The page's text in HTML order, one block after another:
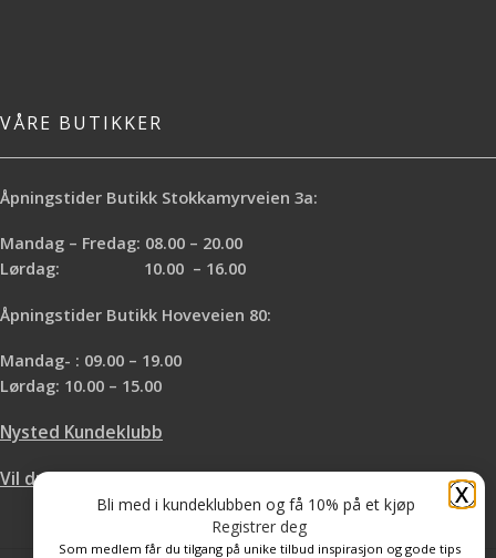
VÅRE BUTIKKER
Åpningstider Butikk Stokkamyrveien 3a:
Mandag – Fredag: 08.00 – 20.00
Lørdag: 10.00 – 16.00
Åpningstider Butikk Hoveveien 80:
Mandag- : 09.00 – 19.00
Lørdag: 10.00 – 15.00
Nysted Kundeklubb
Vil du leie hos oss?
X
Bli med i kundeklubben og få 10% på et kjøp
Registrer deg
Som medlem får du tilgang på unike tilbud inspirasjon og gode tips